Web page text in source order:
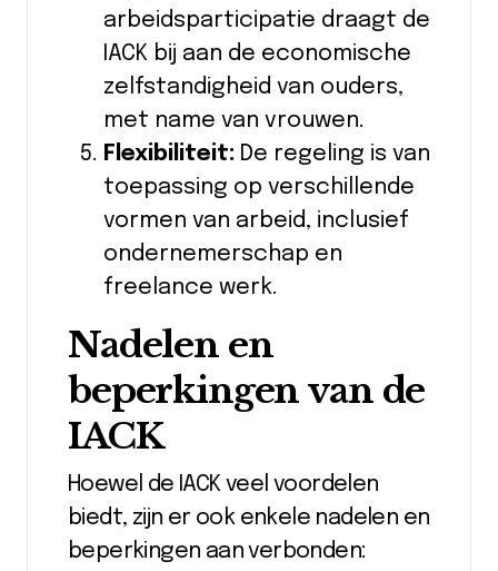
arbeidsparticipatie draagt de
IACK bij aan de economische
zelfstandigheid van ouders,
met name van vrouwen.
Flexibiliteit: De regeling is van
toepassing op verschillende
vormen van arbeid, inclusief
ondernemerschap en
freelance werk.
Nadelen en
beperkingen van de
IACK
Hoewel de IACK veel voordelen
biedt, zijn er ook enkele nadelen en
beperkingen aan verbonden: